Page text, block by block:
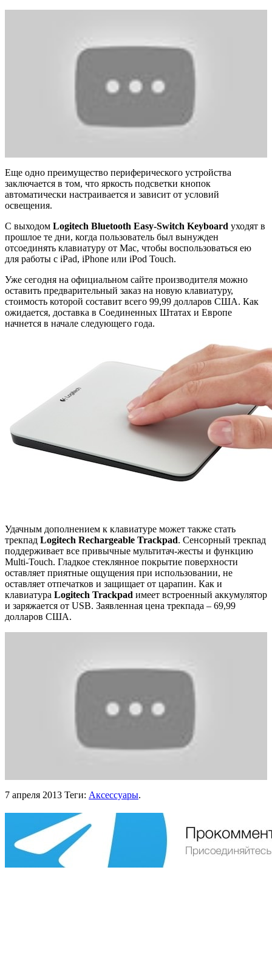
Еще одно преимущество периферического устройства
заключается в том, что яркость подсветки кнопок
автоматически настраивается и зависит от условий
освещения.
С выходом Logitech Bluetooth Easy-Switch Keyboard уходят в
прошлое те дни, когда пользователь был вынужден
отсоединять клавиатуру от Mac, чтобы воспользоваться ею
для работы с iPad, iPhone или iPod Touch.
Уже сегодня на официальном сайте производителя можно
оставить предварительный заказ на новую клавиатуру,
стоимость которой составит всего 99,99 долларов США. Как
ожидается, доставка в Соединенных Штатах и Европе
начнется в начале следующего года.
Удачным дополнением к клавиатуре может также стать
трекпад Logitech Rechargeable Trackpad. Сенсорный трекпад
поддерживает все привычные мультитач-жесты и функцию
Multi-Touch. Гладкое стеклянное покрытие поверхности
оставляет приятные ощущения при использовании, не
оставляет отпечатков и защищает от царапин. Как и
клавиатура Logitech Trackpad имеет встроенный аккумулятор
и заряжается от USB. Заявленная цена трекпада – 69,99
долларов США.
7 апреля 2013 Теги: Аксессуары.